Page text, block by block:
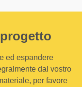
ed espandere
dal vostro
per favore